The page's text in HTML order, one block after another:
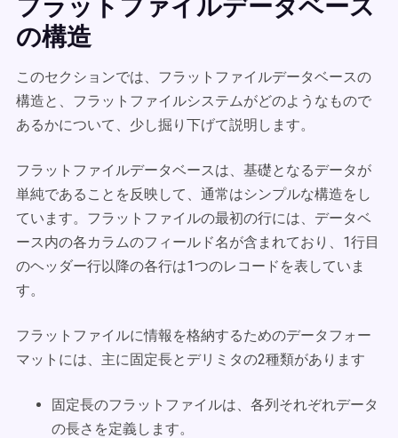
の構造
このセクションでは、フラットファイルデータベースの
構造と、フラットファイルシステムがどのようなもので
あるかについて、少し掘り下げて説明します。
フラットファイルデータベースは、基礎となるデータが
単純であることを反映して、通常はシンプルな構造をし
ています。フラットファイルの最初の行には、データベ
ース内の各カラムのフィールド名が含まれており、1行目
のヘッダー行以降の各行は1つのレコードを表していま
す。
フラットファイルに情報を格納するためのデータフォー
マットには、主に固定長とデリミタの2種類があります
固定長のフラットファイルは、各列それぞれデータ
の長さを定義します。